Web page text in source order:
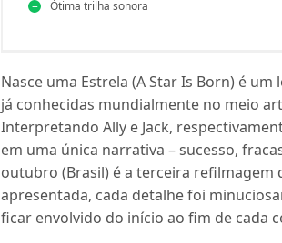
Ótima trilha sonora
Nasce uma Estrela (A Star Is Born) é
já conhecidas mundialmente no meio
Interpretando Ally e Jack,
em uma única narrativa – sucesso,
outubro (Brasil) é a terceira refilmagem
apresentada, cada detalhe foi
ficar envolvido do início ao fim de cada